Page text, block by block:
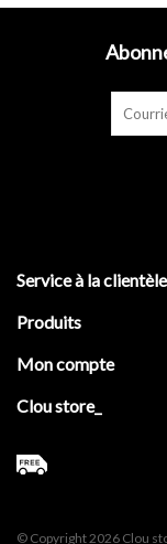
Service à la clientèle
Produits
Mon compte
Clou store_
© Copyright 2026 Clou